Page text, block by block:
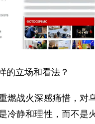
的立场和看法？
战火深感痛惜，对
静和理性，而不是